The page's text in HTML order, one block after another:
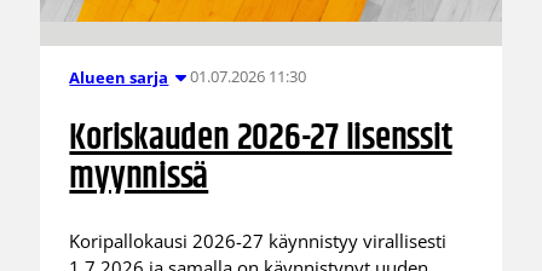
Alueen sarja 01.07.2026 11:30
Koriskauden 2026-27 lisenssit
myynnissä
Koripallokausi 2026-27 käynnistyy virallisesti